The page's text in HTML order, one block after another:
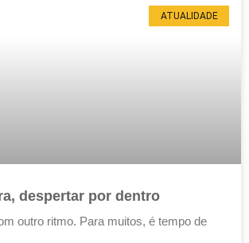
ATUALIDADE
despertar por dentro
outro ritmo. Para muitos, é tempo de